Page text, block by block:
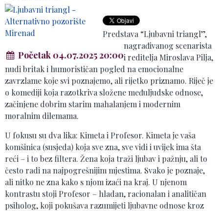
Početak 04.07.2025 20:00
Predstava “Ljubavni triangl”,
nagrađivanog scenarista
i reditelja Miroslava Pilja,
nudi britak i humorističan pogled na emocionalne
zavrzlame koje svi poznajemo, ali rijetko priznamo. Riječ je
o komediji koja razotkriva složene međuljudske odnose,
začinjene dobrim starim mahalanjem i modernim
moralnim dilemama.
U fokusu su dva lika: Kimeta i Profesor. Kimeta je vaša
komšinica (susjeda) koja sve zna, sve vidi i uvijek ima šta
reći – i to bez filtera. Žena koja traži ljubav i pažnju, ali to
često radi na najpogrešnijim mjestima. Svako je poznaje,
ali nitko ne zna kako s njom izaći na kraj. U njenom
kontrastu stoji Profesor – hladan, racionalan i analitičan
psiholog, koji pokušava razumijeti ljubavne odnose kroz